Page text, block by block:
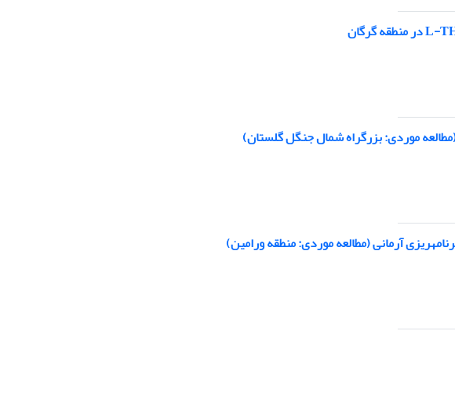
موردی: بزرگراه شمال جنگل گلستان)
آرمانی (مطالعه موردی: منطقه ورامین)